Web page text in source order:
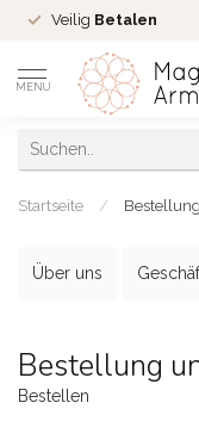
Veilig Betalen
MENU
Startseite /
Über uns
Bestellung
Bestellen